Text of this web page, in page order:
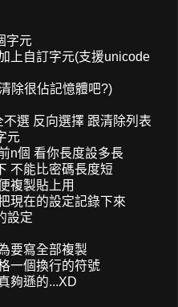
字元
上自訂字元(支援unicode
除很佔記憶體吧?)
選 反向選擇 跟清除列表
元
n個 看你長度設多長
不能比密碼長度短
複製貼上用
現在的設定記錄下來
設定
要寫全部複製
一個換行的符號
夠遜的...XD